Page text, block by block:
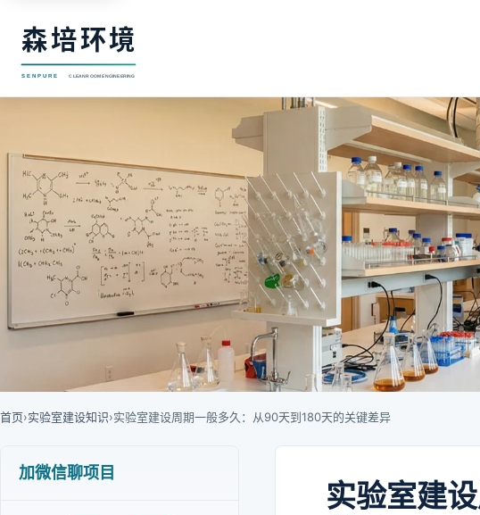
首页›实验室建设知识›实验室建设周期一般多久：从90天到180天的关键差异
加微信聊项目
实验室建